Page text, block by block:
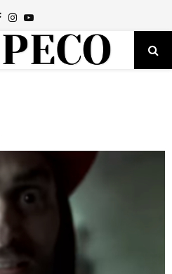
Facebook
Instagram
Youtube